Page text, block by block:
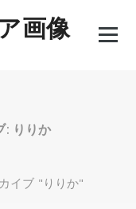
画像
: りりか
イブ "りりか"